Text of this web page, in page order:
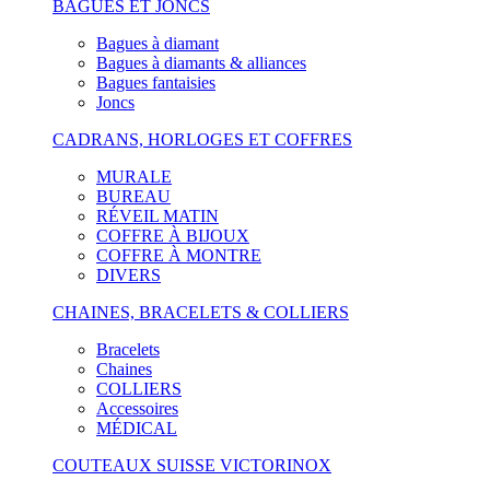
BAGUES ET JONCS
Bagues à diamant
Bagues à diamants & alliances
Bagues fantaisies
Joncs
CADRANS, HORLOGES ET COFFRES
MURALE
BUREAU
RÉVEIL MATIN
COFFRE À BIJOUX
COFFRE À MONTRE
DIVERS
CHAINES, BRACELETS & COLLIERS
Bracelets
Chaines
COLLIERS
Accessoires
MÉDICAL
COUTEAUX SUISSE VICTORINOX